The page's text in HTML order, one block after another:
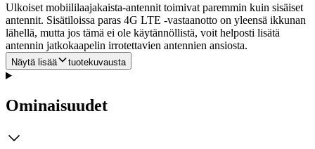
Ulkoiset mobiililaajakaista-antennit toimivat paremmin kuin sisäiset
antennit. Sisätiloissa paras 4G LTE -vastaanotto on yleensä ikkunan
lähellä, mutta jos tämä ei ole käytännöllistä, voit helposti lisätä
antennin jatkokaapelin irrotettavien antennien ansiosta.
Näytä lisää tuotekuvausta
Ominaisuudet